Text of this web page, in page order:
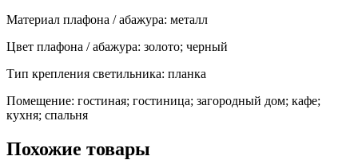
Материал плафона / абажура: металл
Цвет плафона / абажура: золото; черный
Тип крепления светильника: планка
Помещение: гостиная; гостиница; загородный дом; кафе;
кухня; спальня
Похожие товары